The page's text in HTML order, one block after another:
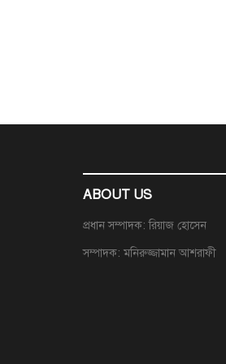
ABOUT US
প্রধান সম্পাদক: রিয়াজ হোসেন
সম্পাদক: মনিরুজ্জামান আশরাফী